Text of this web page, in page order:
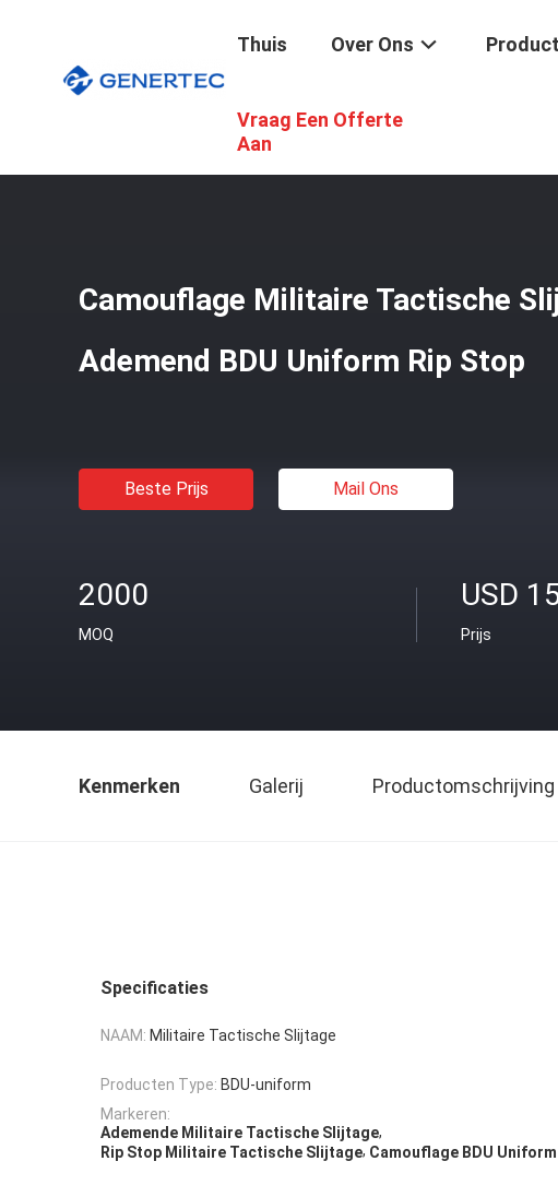
Thuis Over Ons
Vraag Een Offerte
Aan
Militaire Tactische Slijtage
Camouflage Militaire Tactische
Ademend BDU Uniform Rip Stop
Beste Prijs Mail Ons
2000
MOQ
USD
Prijs
Kenmerken Galerij Productomschrijving
Specificaties
NAAM: Militaire Tactische Slijtage
Producten Type: BDU-uniform
Markeren:
Ademende Militaire Tactische Slijtage,
Rip Stop Militaire Tactische Slijtage, Camouflage BDU Uniform